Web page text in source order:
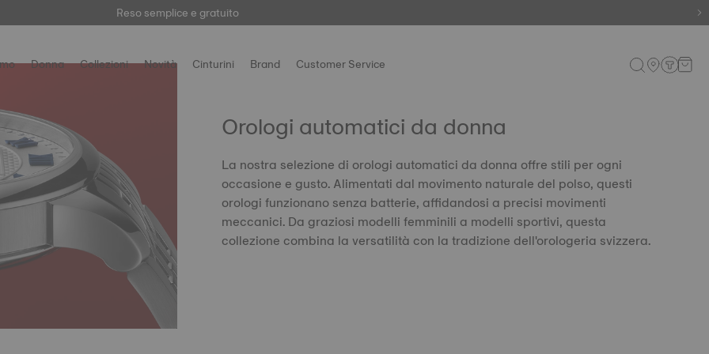
Reso semplice e gratuito
Donna Collezioni Novità Cinturini Brand Customer Service
Orologi automatici da donna
La nostra selezione di orologi automatici da donna offre stili per ogni
occasione e gusto. Alimentati dal movimento naturale del polso, questi
orologi funzionano senza batterie, affidandosi a precisi movimenti
meccanici. Da graziosi modelli femminili a modelli sportivi, questa
collezione combina la versatilità con la tradizione dell'orologeria svizzera.